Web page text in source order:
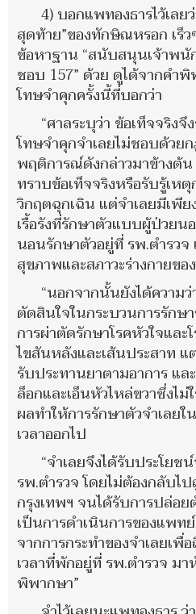
4) บอกแพทองธารไว้เลย
สุดท้าย”ของทักษิณหรอก เร็
ข้อหาฐาน “สนับสนุนเจ้าพ
ชอบ 157” ด้วย ดูได้จากคำ
โทษจำคุกครั้งนี้ที่บอกว่า
“ศาลระบุว่า ข้อเท็จจริง
โทษจำคุกจำเลยไม่ชอบด้วย
พฤติการณ์ดังกล่าวมาข้างต้น
ทราบข้อเท็จจริงหรือรับรู้เห
วิกฤตฉุกเฉิน แต่จำเลยมีเพีย
เรื้อรังที่รักษาตัวแบบผู้ป่วยน
นอนรักษาตัวอยู่ที่ รพ.ตำรวจ
สุขภาพและสภาวะร่างกายขอ
“นอกจากนั้นยังได้ความ
ตัดสินใจในกระบวนการรักษ
การผ่าตัดรักษาโรคหัวใจแล
ไขสันหลังและเส้นประสาท
รับประทานยาตามอาการ แล
ล็อกและเอ็นหัวไหล่ขวาซึ่งไม่
ผลทำให้การรักษาตัวจำเลยใ
เวลาออกไป
“จำเลยจึงได้รับประโย
รพ.ตำรวจ โดยไม่ต้องกลับไ
กรุงเทพฯ จนได้รับการปล่อย
เป็นการดำเนินการของแพท
จากการกระทำของจำเลยเพื่
เวลาที่พักอยู่ที่ รพ.ตำรวจ ม
พิพากษา”